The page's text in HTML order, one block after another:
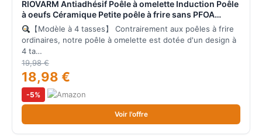
RIOVARM Antiadhésif Poêle à omelette Induction Poêle
à oeufs Céramique Petite poêle à frire sans PFOA
Ronde 4 trous Poêle à œufs pour le petit déjeuner
Poêle à crêpes Poêle de camping
【Modèle à 4 tasses】 Contrairement aux poêles à frire
ordinaires, notre poêle à omelette est dotée d'un design à
4 ta…
19,98 €
18,98 €
-5%
Voir l'offre